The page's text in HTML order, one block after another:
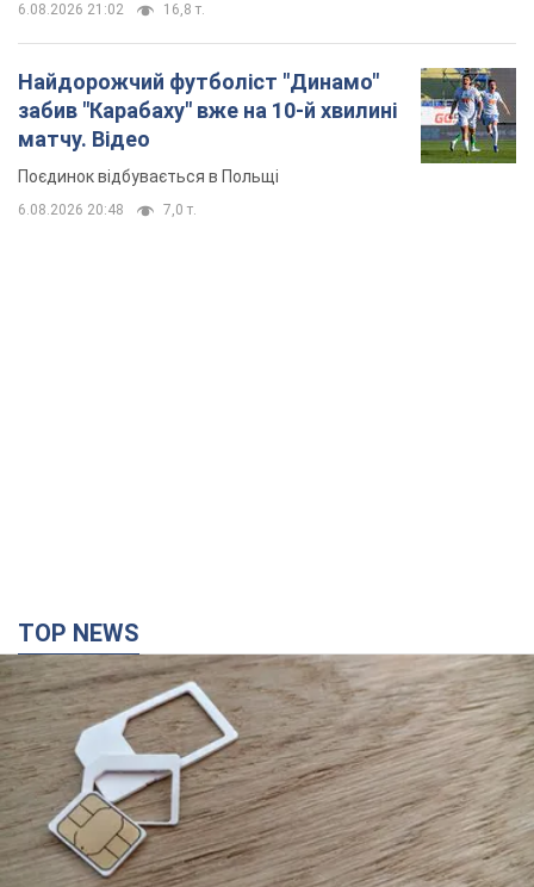
6.08.2026 21:02 16,8 т.
Найдорожчий футболіст "Динамо"
забив "Карабаху" вже на 10-й хвилині
матчу. Відео
Поєдинок відбувається в Польщі
6.08.2026 20:48 7,0 т.
TOP NEWS